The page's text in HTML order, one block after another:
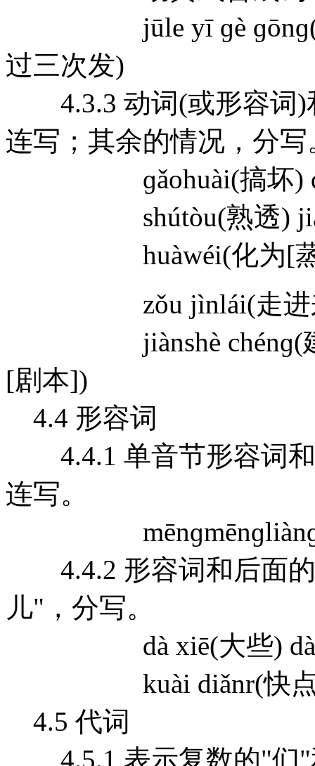
jūle yī ɡè ɡōnɡ(鞠
过三次发)
4.3.3 动词(或形容词)
连写；其余的情况，分写
ɡǎohuài(搞坏)
shútòu(熟透)
huàwéi(化为[蒸气])
zǒu jìnlái(走进来)
jiànshè chénɡ(建设
[剧本])
4.4 形容词
4.4.1 单音节形容词和
连写。
mēnɡmēnɡliànɡ(蒙
4.4.2 形容词和后面的
儿"，分写。
dà xiē(大些) dà
kuài diǎnr(快点儿)
4.5 代词
4.5.1 表示复数的"们"